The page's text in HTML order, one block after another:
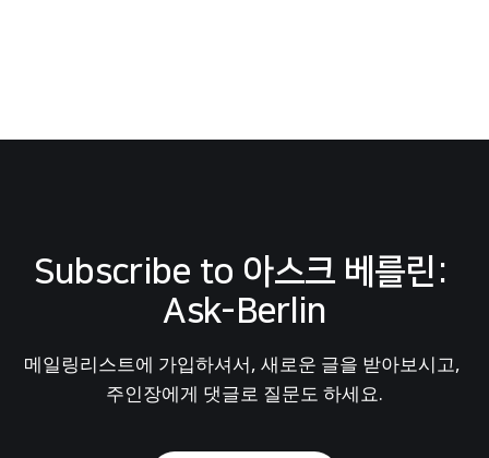
Subscribe to 아스크 베를린:
Ask-Berlin
메일링리스트에 가입하셔서, 새로운 글을 받아보시고,
주인장에게 댓글로 질문도 하세요.